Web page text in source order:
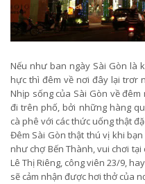
Nếu như ban ngày Sài Gòn là
hực thì đêm về nơi đây lại trơr
Nhịp sống của Sài Gòn về
đi trên phố, bởi những hàng
cà phê với các thức uống thật
Đêm Sài Gòn thật thú vị khi
như chợ Bến Thành, vui chơi
Lê Thị Riêng, công viên 23/9,
sẽ cảm nhận được hơi thở của